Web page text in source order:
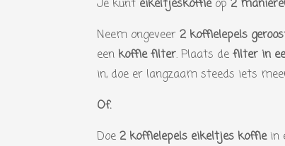
Je kunt eikeltjeskoffieop 2
Neem ongeveer 2 koffielepels
een koffie filter. Plaats de filter in
in, doe er langzaam steeds iets
Of.
Doe 2 koffielepels eikeltjes koffiein